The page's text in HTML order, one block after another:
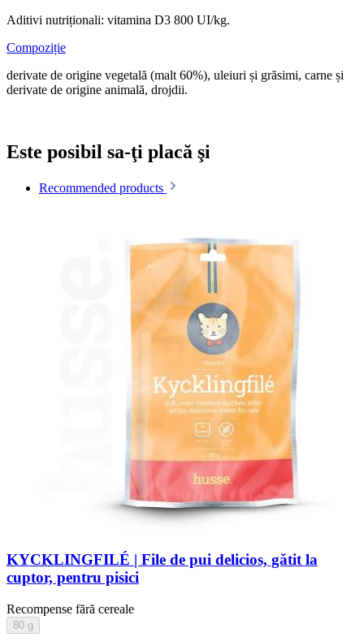
Aditivi nutriționali: vitamina D3 800 UI/kg.
Compoziție
derivate de origine vegetală (malt 60%), uleiuri și grăsimi, carne și
derivate de origine animală, drojdii.
Este posibil sa-ţi placă şi
Recommended products
KYCKLINGFILÉ | File de pui delicios, gătit la
cuptor, pentru pisici
Recompense fără cereale
80 g